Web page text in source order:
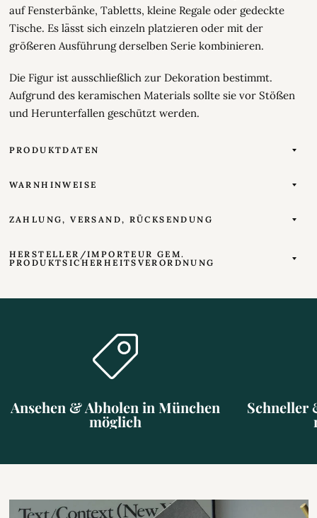
auf Fensterbänke, Tabletts, kleine Regale oder gedeckte
Tische. Es lässt sich einzeln platzieren oder mit der
größeren Ausführung derselben Serie kombinieren.
Die Figur ist ausschließlich zur Dekoration bestimmt.
Aufgrund des keramischen Materials sollte sie vor Stößen
und Herunterfallen geschützt werden.
PRODUKTDATEN
WARNHINWEISE
ZAHLUNG, VERSAND, RÜCKSENDUNG
HERSTELLER/IMPORTEUR GEM.
PRODUKTSICHERHEITSVERORDNUNG
Ansehen & Abholen in München
möglich
Schneller